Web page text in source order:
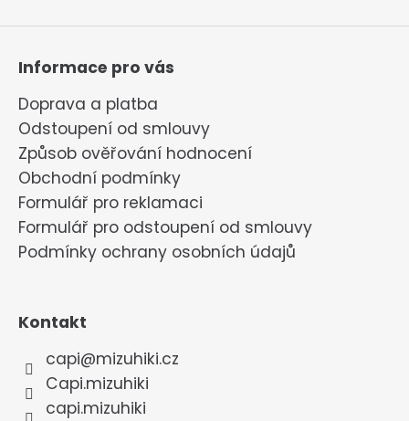
Informace pro vás
Doprava a platba
Odstoupení od smlouvy
Způsob ověřování hodnocení
Obchodní podmínky
Formulář pro reklamaci
Formulář pro odstoupení od smlouvy
Podmínky ochrany osobních údajů
Kontakt
capi@mizuhiki.cz
Capi.mizuhiki
capi.mizuhiki